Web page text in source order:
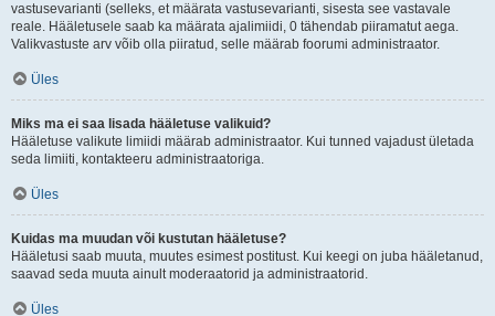
vastusevarianti (selleks, et määrata vastusevarianti, sisesta see vastavale
reale. Hääletusele saab ka määrata ajalimiidi, 0 tähendab piiramatut aega.
Valikvastuste arv võib olla piiratud, selle määrab foorumi administraator.
Üles
Miks ma ei saa lisada hääletuse valikuid?
Hääletuse valikute limiidi määrab administraator. Kui tunned vajadust ületada
seda limiiti, kontakteeru administraatoriga.
Üles
Kuidas ma muudan või kustutan hääletuse?
Hääletusi saab muuta, muutes esimest postitust. Kui keegi on juba hääletanud,
saavad seda muuta ainult moderaatorid ja administraatorid.
Üles